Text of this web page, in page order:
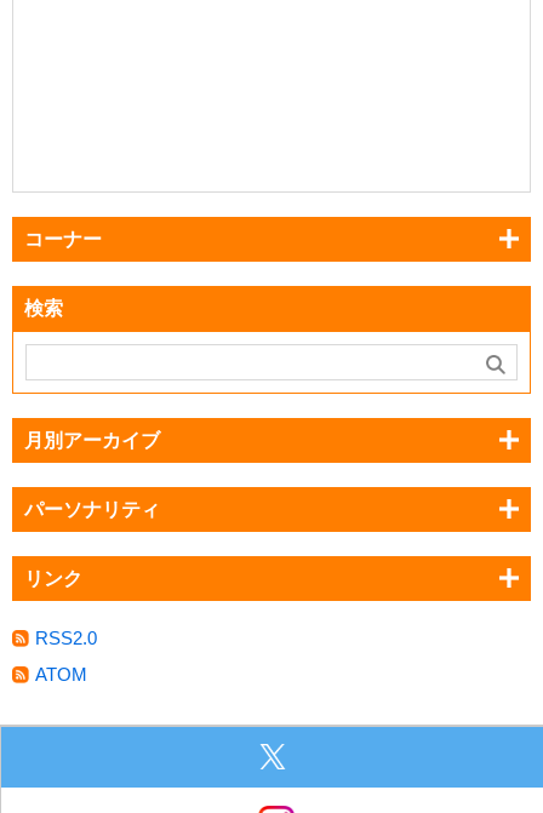
コーナー
検索
月別アーカイブ
パーソナリティ
リンク
RSS2.0
ATOM